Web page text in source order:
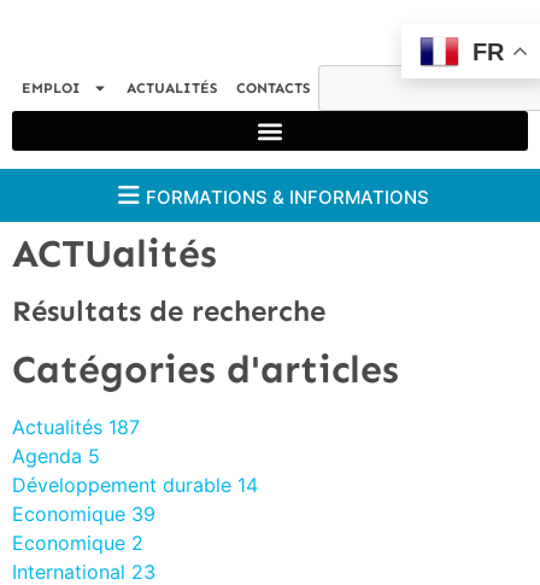
EMPLOI ACTUALITÉS CONTACTS
FORMATIONS & INFORMATIONS
ACTUalités
Résultats de recherche
Catégories d'articles
Actualités 187
Agenda 5
Développement durable 14
Economique 39
Economique 2
International 23
FR